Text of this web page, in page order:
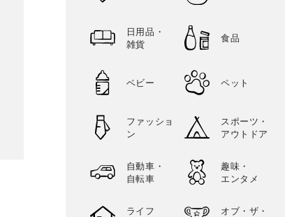
日用品・
雑貨
食品
ベビー ペット
ファッショ
ン
スポーツ・
アウトドア
自動車・
自転車
趣味・
エンタメ
ライフ
オブ・ザ・